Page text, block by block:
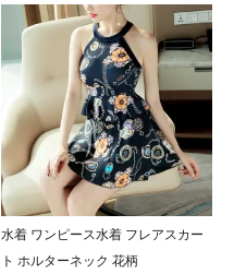
水着 ワンピース水着 フレアスカー
ト ホルターネック 花柄